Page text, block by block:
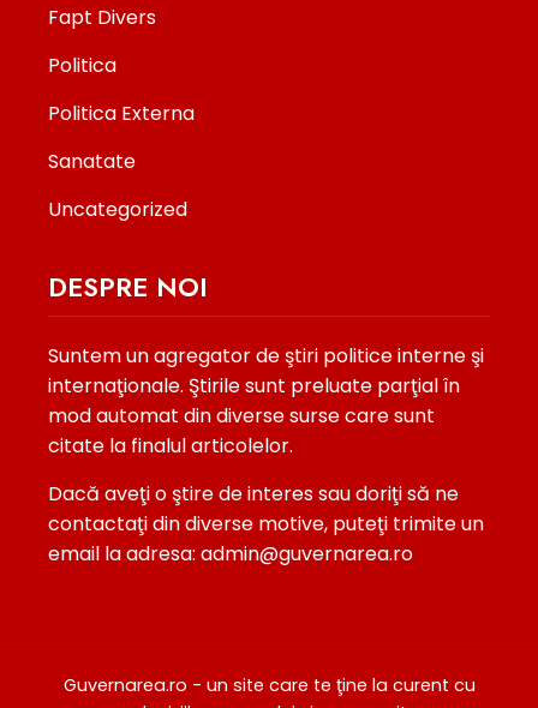
Fapt Divers
Politica
Politica Externa
Sanatate
Uncategorized
DESPRE NOI
Suntem un agregator de ştiri politice interne şi
internaţionale. Ştirile sunt preluate parţial în
mod automat din diverse surse care sunt
citate la finalul articolelor.
Dacă aveţi o ştire de interes sau doriţi să ne
contactaţi din diverse motive, puteţi trimite un
email la adresa: admin@guvernarea.ro
Guvernarea.ro - un site care te ţine la curent cu